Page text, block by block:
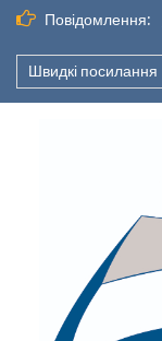
Повідомлення:
Швидкі посилання